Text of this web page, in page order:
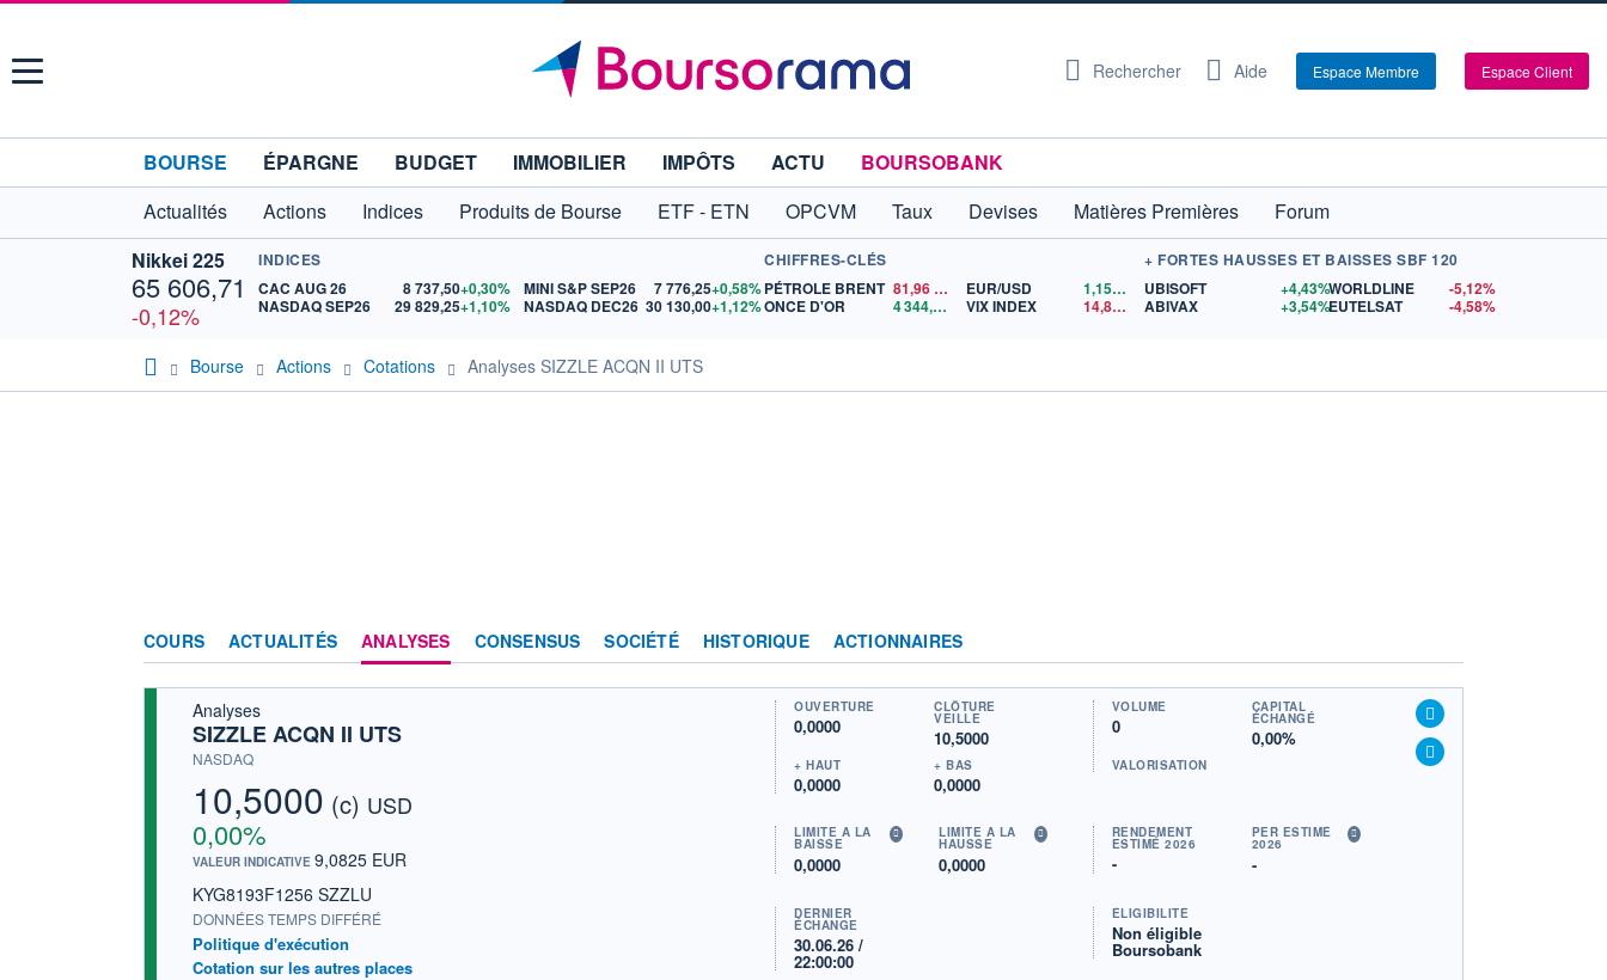
Menu Rechercher Aide Espace Membre Espace Client
BOURSE ÉPARGNE BUDGET IMMOBILIER IMPÔTS ACTU
BOURSOBANK
Actualités
Actions Indices Produits de Bourse ETF - ETN OPCVM Taux Devises Matières Premières
Forum
Nikkei 225
65 606,71
-0,12%
INDICES
CAC AUG 26
8 737,50+0,30%
NASDAQ SEP26
29 829,25+1,10%
MINI S&P SEP26 7 776,25+0,58%
NASDAQ DEC26 30 130,00+1,12%
CHIFFRES-CLÉS
PÉTROLE BRENT 81,96
ONCE D'OR
4 344,06 $US
EUR/USD 1,1561
$US
VIX INDEX
14,86$US
+ FORTES HAUSSES ET BAISSES SBF 120
UBISOFT
+4,43%
ABIVAX
+3,54%
WORLDLINE
-5,12%
EUTELSAT
-4,58%
Bourse Actions Cotations Analyses SIZZLE ACQN II UTS
COURS ACTUALITÉS ANALYSES CONSENSUS SOCIÉTÉ HISTORIQUE ACTIONNAIRES
Analyses
SIZZLE ACQN II UTS
NASDAQ
10,5000 (c) USD
0,00%
VALEUR INDICATIVE 9,0825 EUR
KYG8193F1256 SZZLU
DONNÉES TEMPS DIFFÉRÉ
Politique d'exécution
Cotation sur les autres places
OUVERTURE
0,0000
CLÔTURE
VEILLE
10,5000
+ HAUT
0,0000
+ BAS
0,0000
VOLUME
0
CAPITAL
ÉCHANGÉ
0,00%
VALORISATION
LIMITE À LA
BAISSE
0,0000
LIMITE À LA
HAUSSE
0,0000
RENDEMENT
ESTIMÉ 2026
-
PER ESTIMÉ
2026
-
DERNIER
ÉCHANGE
30.06.26 /
22:00:00
ÉLIGIBILITÉ
Non éligible
Boursobank